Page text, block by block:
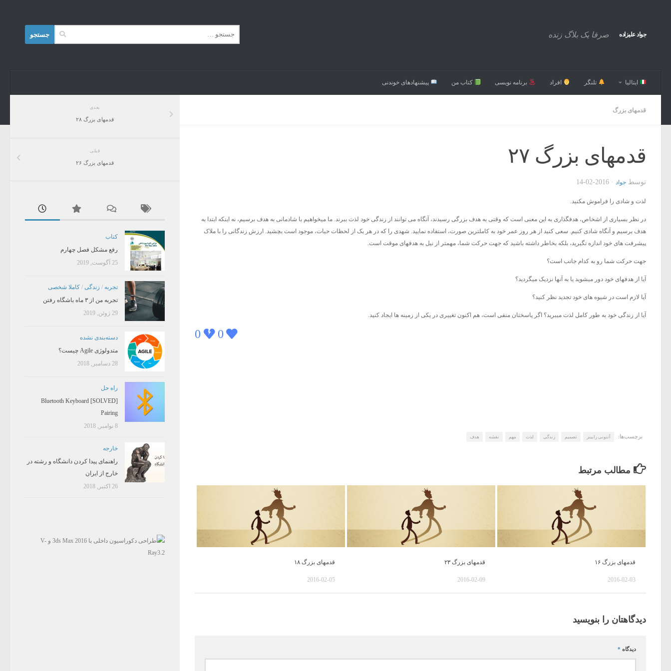
جواد علیزاده صرفا یک بلاگ زنده
برای:
ایتالیا تلنگر افراد برنامه نویسی کتاب من پیشنهاد‌های خوندنی
قدمهای بزرگ
قدمهای بزرگ ۲۷
توسط جواد ·
2016-02-14
لذت و شادی را فراموش مکنید.
در نظر بسیاری از اشخاص، هدفگذاری به این معنی است که وقتی به هدف بزرگی رسیدند، آنگاه می توانند از زندگی خود لذت ببرند. ما میخواهیم با شادمانی به هدف برسیم، نه اینکه ابتدا به
هدف برسیم و آنگاه شادی کنیم. سعی کنید از هر روز عمر خود به کاملترین صورت، استفاده نمایید. شهدی را که در هر یک از لحظات حیات، موجود است بچشید. ارزش زندگانی را با ملاک
پیشرفت های خود اندازه نگیرید، بلکه بخاطر داشته باشید که جهت حرکت شما، مهمتر از نیل به هدفهای موقت است.
جهت حرکت شما رو به کدام جانب است؟
آیا از هدفهای خود دور میشوید یا به آنها نزدیک میگردید؟
آیا لازم است در شیوه های خود تجدید نظر کنید؟
آیا از زندگی خود به طور کامل لذت میبرید؟ اگر پاسختان منفی است، هم اکنون تغییری در یکی از زمینه ها ایجاد کنید.
0
0
برچسب‌ها: آنتونی رابینز تصمیم زندگی لذت مهم نقشه هدف
مطالب مرتبط
قدمهای بزرگ ۱۶
2016-02-03
قدمهای بزرگ ۲۳
2016-02-09
قدمهای بزرگ ۱۸
2016-02-05
دیدگاهتان را بنویسید
دیدگاه *
بعدی
قدمهای بزرگ ۲۸
قبلی
قدمهای بزرگ ۲۶
کتاب
رفع مشکل فصل چهارم
25 آگوست, 2019
تجربه / زندگی / کاملا شخصی
تجربه من از ۳ ماه باشگاه رفتن
29 ژوئن, 2019
دسته‌بندی نشده
متدولوژی Agile چیست؟
28 دسامبر, 2018
راه حل
[SOLVED] Bluetooth Keyboard
Pairing
8 نوامبر, 2018
خارجه
راهنمای پیدا کردن دانشگاه و رشته در
خارج از ایران
26 اکتبر, 2018